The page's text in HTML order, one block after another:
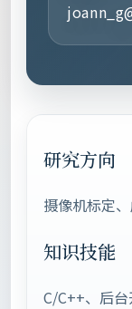
研究方向
摄像机标定
知识技能
C/C++、后